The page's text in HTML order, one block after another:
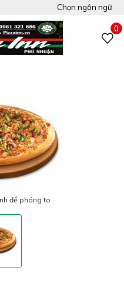
Chọn ngôn ngữ
0
để phóng to